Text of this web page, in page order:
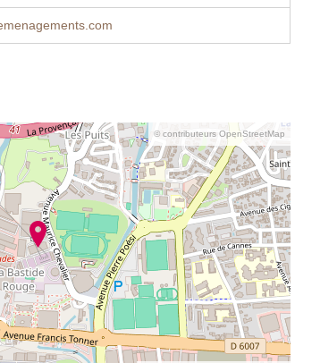
© contributeurs OpenStreetMap